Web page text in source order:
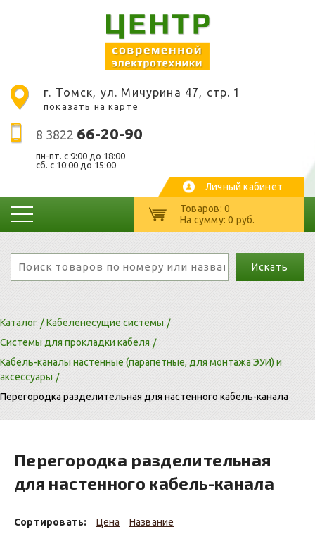
г. Томск, ул. Мичурина 47, стр. 1
показать на карте
8 3822 66-20-90
пн-пт. c 9:00 до 18:00
сб. с 10:00 до 15:00
Личный кабинет
Товаров: 0
На сумму: 0 руб.
Искать
Каталог
Кабеленесущие системы
Системы для прокладки кабеля
Кабель-каналы настенные (парапетные, для монтажа ЭУИ) и
аксессуары
Перегородка разделительная для настенного кабель-канала
Перегородка разделительная
для настенного кабель-канала
Сортировать: Цена Название